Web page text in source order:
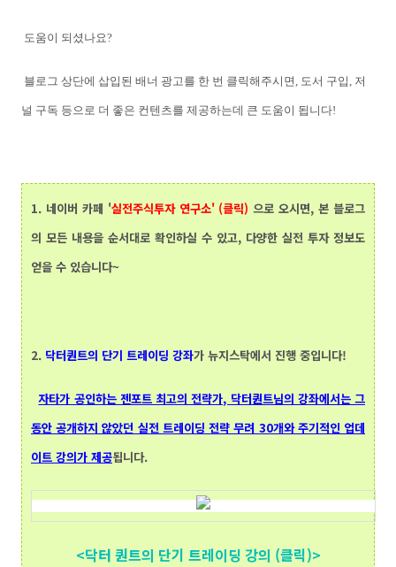
도움이 되셨나요?
블로그 상단에 삽입된 배너 광고를 한 번 클릭해주시면, 도서 구입, 저
널 구독 등으로 더 좋은 컨텐츠를 제공하는데 큰 도움이 됩니다!
1. 네이버 카페 '실전주식투자 연구소' (클릭) 으로 오시면, 본 블로그
의 모든 내용을 순서대로 확인하실 수 있고, 다양한 실전 투자 정보도
얻을 수 있습니다~
2. 닥터퀀트의 단기 트레이딩 강좌가 뉴지스탁에서 진행 중입니다!
자타가 공인하는 젠포트 최고의 전략가, 닥터퀀트님의 강좌에서는 그
동안 공개하지 않았던 실전 트레이딩 전략 무려 30개와 주기적인 업데
이트 강의가 제공됩니다.
<닥터 퀀트의 단기 트레이딩 강의 (클릭)>